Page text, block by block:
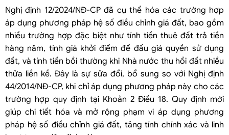
Nghị định 12/2024/NĐ-CP đã cụ thể hóa các trường hợp
áp dụng phương pháp hệ số điều chỉnh giá đất, bao gồm
nhiều trường hợp đặc biệt như tính tiền thuê đất trả tiền
hàng năm, tính giá khởi điểm để đấu giá quyền sử dụng
đất, và tính tiền bồi thường khi Nhà nước thu hồi đất nhiều
thửa liền kề. Đây là sự sửa đổi, bổ sung so với Nghị định
44/2014/NĐ-CP, khi chỉ áp dụng phương pháp này cho các
trường hợp quy định tại Khoản 2 Điều 18. Quy định mới
giúp chi tiết hóa và mở rộng phạm vi áp dụng phương
pháp hệ số điều chỉnh giá đất, tăng tính chính xác và linh